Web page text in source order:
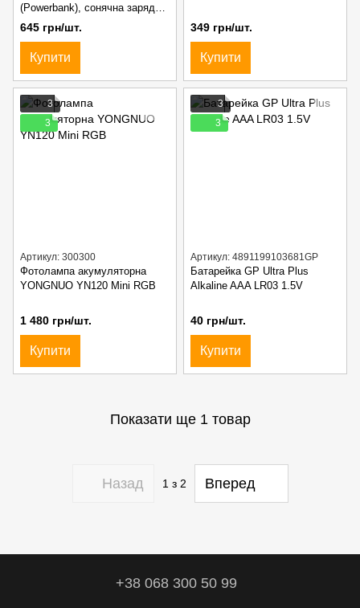
(Powerbank), сонячна зарядка,
динамозарядка
645 грн/шт.
Купити
349 грн/шт.
Купити
3
3
Артикул: 300300
Фотолампа акумуляторна
YONGNUO YN120 Mini RGB
1 480 грн/шт.
Купити
3
3
Артикул: 4891199103681GP
Батарейка GP Ultra Plus
Alkaline AAA LR03 1.5V
40 грн/шт.
Купити
Показати ще 1 товар
Назад 1 з 2 Вперед
+38 068 300 50 99